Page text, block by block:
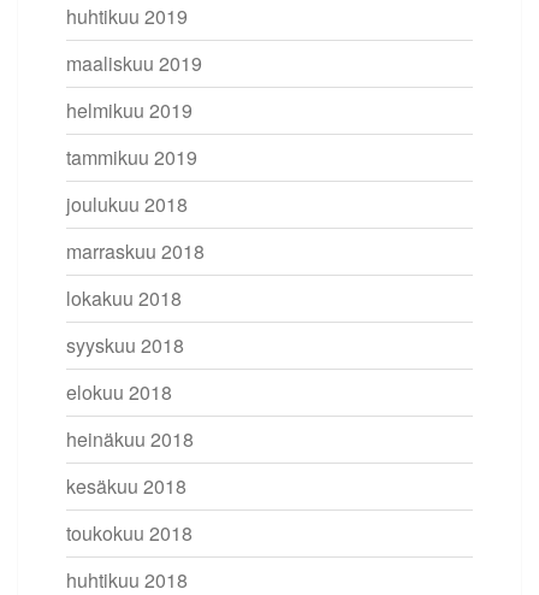
huhtikuu 2019
maaliskuu 2019
helmikuu 2019
tammikuu 2019
joulukuu 2018
marraskuu 2018
lokakuu 2018
syyskuu 2018
elokuu 2018
heinäkuu 2018
kesäkuu 2018
toukokuu 2018
huhtikuu 2018